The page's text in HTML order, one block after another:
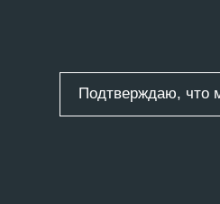
Подтверждаю, что